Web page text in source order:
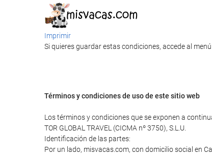
Imprimir
Si quieres guardar estas condiciones, accede al
Términos y condiciones de uso de este sitio web
Los términos y condiciones que se exponen a
TOR GLOBAL TRAVEL (CICMA nº 3750), S.L.U.
Identificación de las partes:
Por un lado, misvacas.com, con domicilio social en